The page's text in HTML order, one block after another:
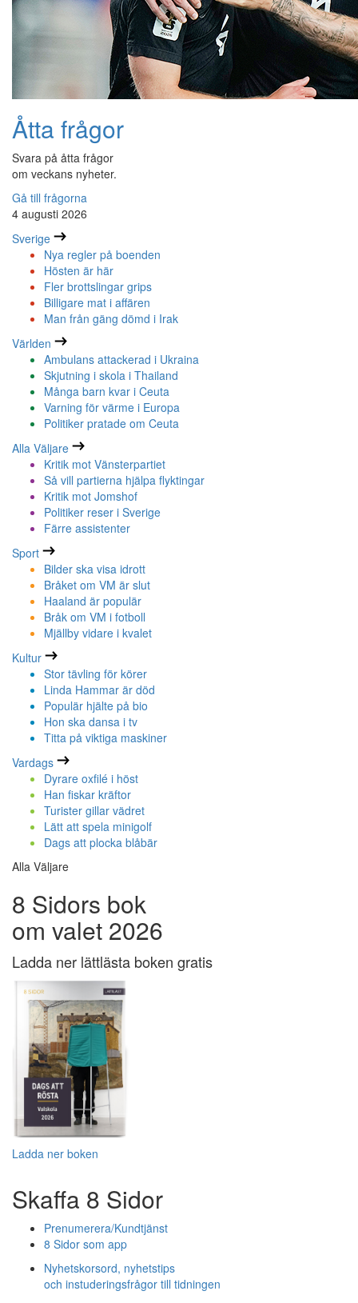
Åtta frågor
Svara på åtta frågor
om veckans nyheter.
Gå till frågorna
4 augusti 2026
Sverige
Nya regler på boenden
Hösten är här
Fler brottslingar grips
Billigare mat i affären
Man från gäng dömd i Irak
Världen
Ambulans attackerad i Ukraina
Skjutning i skola i Thailand
Många barn kvar i Ceuta
Varning för värme i Europa
Politiker pratade om Ceuta
Alla Väljare
Kritik mot Vänsterpartiet
Så vill partierna hjälpa flyktingar
Kritik mot Jomshof
Politiker reser i Sverige
Färre assistenter
Sport
Bilder ska visa idrott
Bråket om VM är slut
Haaland är populär
Bråk om VM i fotboll
Mjällby vidare i kvalet
Kultur
Stor tävling för körer
Linda Hammar är död
Populär hjälte på bio
Hon ska dansa i tv
Titta på viktiga maskiner
Vardags
Dyrare oxfilé i höst
Han fiskar kräftor
Turister gillar vädret
Lätt att spela minigolf
Dags att plocka blåbär
Alla Väljare
8 Sidors bok
om valet 2026
Ladda ner lättlästa boken gratis
Ladda ner boken
Skaffa 8 Sidor
Prenumerera/Kundtjänst
8 Sidor som app
Nyhetskorsord, nyhetstips
och instuderingsfrågor till tidningen